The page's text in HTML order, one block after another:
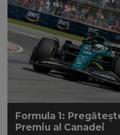
Formula 1:
Premiu al Canadei